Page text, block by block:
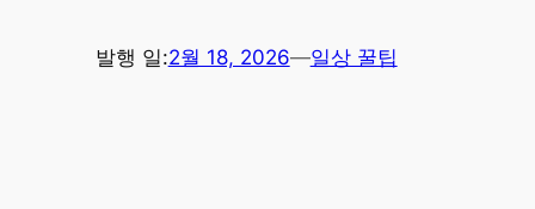
발행 일:2월 18, 2026—일상 꿀팁